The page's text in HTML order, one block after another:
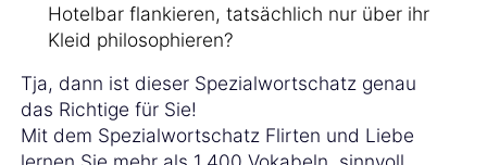
Hotelbar flankieren, tatsächlich nur über ihr
Kleid philosophieren?
Tja, dann ist dieser Spezialwortschatz genau
das Richtige für Sie!
Mit dem Spezialwortschatz Flirten und Liebe